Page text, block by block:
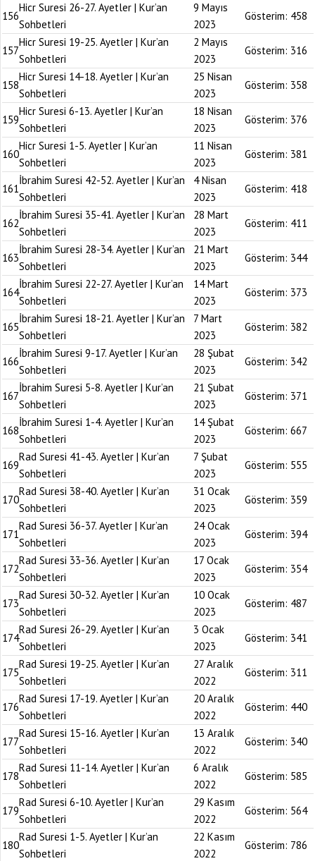
156
Hicr Suresi 26-27. Ayetler | Kur’an
Sohbetleri
9 Mayıs
2023
Gösterim: 458
157
Hicr Suresi 19-25. Ayetler | Kur’an
Sohbetleri
2 Mayıs
2023
Gösterim: 316
158
Hicr Suresi 14-18. Ayetler | Kur’an
Sohbetleri
25 Nisan
2023
Gösterim: 358
159
Hicr Suresi 6-13. Ayetler | Kur’an
Sohbetleri
18 Nisan
2023
Gösterim: 376
160
Hicr Suresi 1-5. Ayetler | Kur’an
Sohbetleri
11 Nisan
2023
Gösterim: 381
161
İbrahim Suresi 42-52. Ayetler | Kur’an
Sohbetleri
4 Nisan
2023
Gösterim: 418
162
İbrahim Suresi 35-41. Ayetler | Kur’an
Sohbetleri
28 Mart
2023
Gösterim: 411
163
İbrahim Suresi 28-34. Ayetler | Kur’an
Sohbetleri
21 Mart
2023
Gösterim: 344
164
İbrahim Suresi 22-27. Ayetler | Kur’an
Sohbetleri
14 Mart
2023
Gösterim: 373
165
İbrahim Suresi 18-21. Ayetler | Kur’an
Sohbetleri
7 Mart
2023
Gösterim: 382
166
İbrahim Suresi 9-17. Ayetler | Kur’an
Sohbetleri
28 Şubat
2023
Gösterim: 342
167
İbrahim Suresi 5-8. Ayetler | Kur’an
Sohbetleri
21 Şubat
2023
Gösterim: 371
168
İbrahim Suresi 1-4. Ayetler | Kur’an
Sohbetleri
14 Şubat
2023
Gösterim: 667
169
Rad Suresi 41-43. Ayetler | Kur’an
Sohbetleri
7 Şubat
2023
Gösterim: 555
170
Rad Suresi 38-40. Ayetler | Kur’an
Sohbetleri
31 Ocak
2023
Gösterim: 359
171
Rad Suresi 36-37. Ayetler | Kur’an
Sohbetleri
24 Ocak
2023
Gösterim: 394
172
Rad Suresi 33-36. Ayetler | Kur’an
Sohbetleri
17 Ocak
2023
Gösterim: 354
173
Rad Suresi 30-32. Ayetler | Kur’an
Sohbetleri
10 Ocak
2023
Gösterim: 487
174
Rad Suresi 26-29. Ayetler | Kur’an
Sohbetleri
3 Ocak
2023
Gösterim: 341
175
Rad Suresi 19-25. Ayetler | Kur’an
Sohbetleri
27 Aralık
2022
Gösterim: 311
176
Rad Suresi 17-19. Ayetler | Kur’an
Sohbetleri
20 Aralık
2022
Gösterim: 440
177
Rad Suresi 15-16. Ayetler | Kur’an
Sohbetleri
13 Aralık
2022
Gösterim: 340
178
Rad Suresi 11-14. Ayetler | Kur’an
Sohbetleri
6 Aralık
2022
Gösterim: 585
179
Rad Suresi 6-10. Ayetler | Kur’an
Sohbetleri
29 Kasım
2022
Gösterim: 564
180
Rad Suresi 1-5. Ayetler | Kur’an
Sohbetleri
22 Kasım
2022
Gösterim: 786